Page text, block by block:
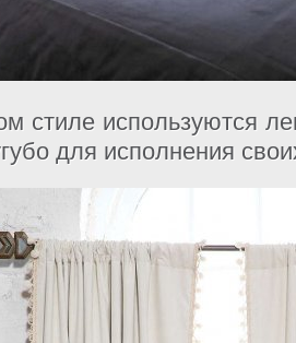
стиле используются
для исполнения